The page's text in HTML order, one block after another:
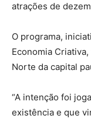
atrações de
O programa,
Economia
Norte da capital
“A intenção foi
existência e que